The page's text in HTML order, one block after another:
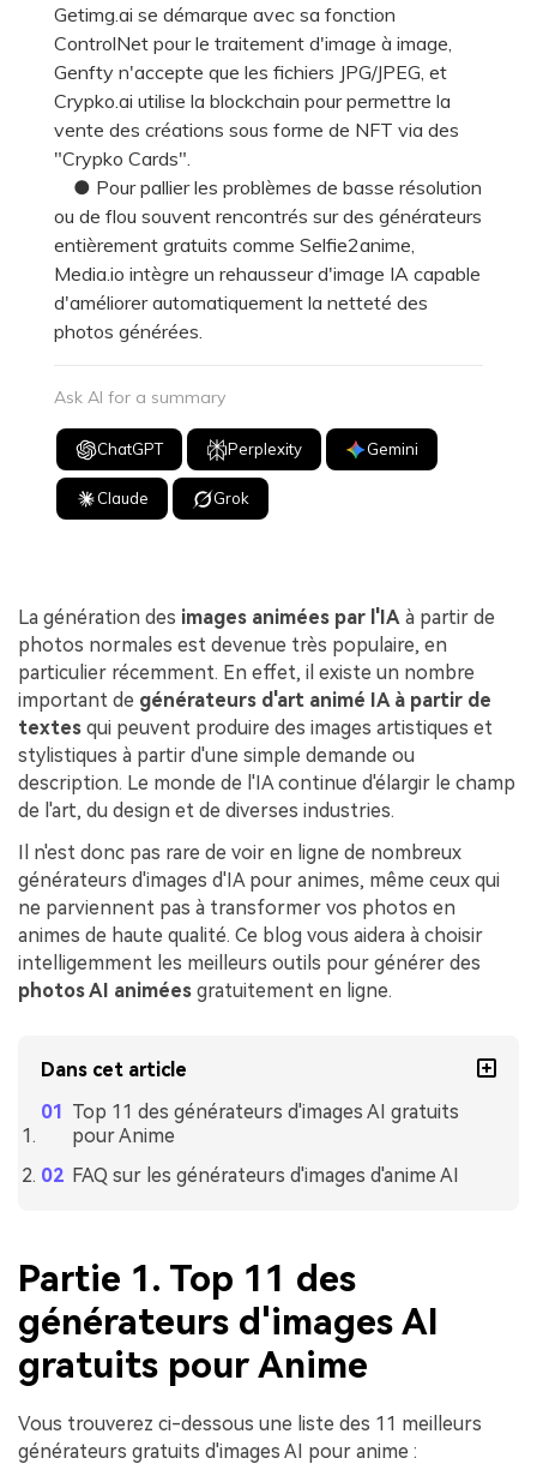
Getimg.ai se démarque avec sa fonction
ControlNet pour le traitement d'image à image,
Genfty n'accepte que les fichiers JPG/JPEG, et
Crypko.ai utilise la blockchain pour permettre la
vente des créations sous forme de NFT via des
"Crypko Cards".
● Pour pallier les problèmes de basse résolution
ou de flou souvent rencontrés sur des générateurs
entièrement gratuits comme Selfie2anime,
Media.io intègre un rehausseur d'image IA capable
d'améliorer automatiquement la netteté des
photos générées.
Ask AI for a summary
ChatGPT Perplexity Gemini
Claude Grok
La génération des images animées par l'IA à partir de
photos normales est devenue très populaire, en
particulier récemment. En effet, il existe un nombre
important de générateurs d'art animé IA à partir de
textes qui peuvent produire des images artistiques et
stylistiques à partir d'une simple demande ou
description. Le monde de l'IA continue d'élargir le champ
de l'art, du design et de diverses industries.
Il n'est donc pas rare de voir en ligne de nombreux
générateurs d'images d'IA pour animes, même ceux qui
ne parviennent pas à transformer vos photos en
animes de haute qualité. Ce blog vous aidera à choisir
intelligemment les meilleurs outils pour générer des
photos AI animées gratuitement en ligne.
Dans cet article
Top 11 des générateurs d'images AI gratuits
pour Anime
FAQ sur les générateurs d'images d'anime AI
Partie 1. Top 11 des
générateurs d'images AI
gratuits pour Anime
Vous trouverez ci-dessous une liste des 11 meilleurs
générateurs gratuits d'images AI pour anime :